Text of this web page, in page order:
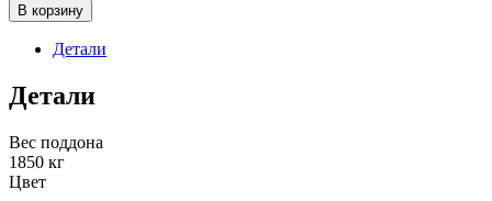
В корзину
Детали
Детали
Вес поддона
1850 кг
Цвет